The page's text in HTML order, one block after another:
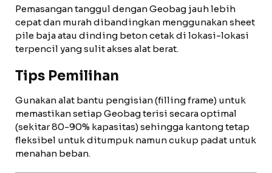
Pemasangan tanggul dengan Geobag jauh lebih
cepat dan murah dibandingkan menggunakan sheet
pile baja atau dinding beton cetak di lokasi-lokasi
terpencil yang sulit akses alat berat.
Tips Pemilihan
Gunakan alat bantu pengisian (filling frame) untuk
memastikan setiap Geobag terisi secara optimal
(sekitar 80-90% kapasitas) sehingga kantong tetap
fleksibel untuk ditumpuk namun cukup padat untuk
menahan beban.